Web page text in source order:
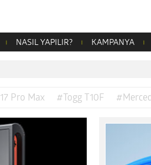
NASIL YAPILIR? KAMPANYA
Pro Max #Togg T10F